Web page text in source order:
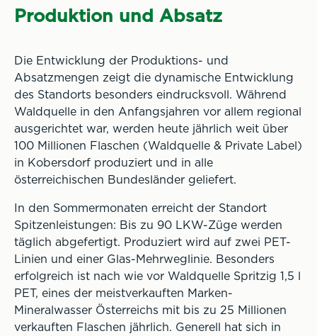
Produktion und Absatz
Die Entwicklung der Produktions- und
Absatzmengen zeigt die dynamische Entwicklung
des Standorts besonders eindrucksvoll. Während
Waldquelle in den Anfangsjahren vor allem regional
ausgerichtet war, werden heute jährlich weit über
100 Millionen Flaschen (Waldquelle & Private Label)
in Kobersdorf produziert und in alle
österreichischen Bundesländer geliefert.
In den Sommermonaten erreicht der Standort
Spitzenleistungen: Bis zu 90 LKW-Züge werden
täglich abgefertigt. Produziert wird auf zwei PET-
Linien und einer Glas-Mehrweglinie. Besonders
erfolgreich ist nach wie vor Waldquelle Spritzig 1,5 l
PET, eines der meistverkauften Marken-
Mineralwasser Österreichs mit bis zu 25 Millionen
verkauften Flaschen jährlich. Generell hat sich in